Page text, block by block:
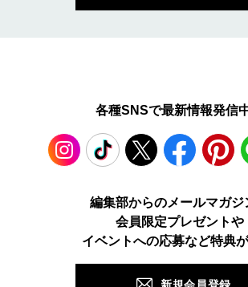
各種SNSで最新情報発信
TikTok Facebook Pinterest
編集部からのメールマガジ
会員限定プレゼントや
イベントへの応募など特典
新規会員登録